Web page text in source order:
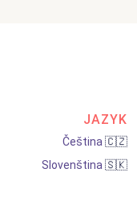
JAZYK
Čeština🇨🇿
Slovenština🇸🇰